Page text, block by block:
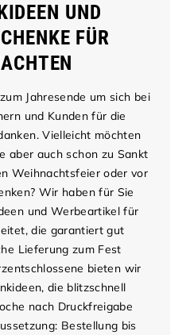
UND
FÜR
Jahresende um sich bei
und Kunden für die
Vielleicht möchten
aber auch schon zu Sankt
Weihnachtsfeier oder vor
Wir haben für Sie
und Werbeartikel für
die garantiert gut
Lieferung zum Fest
bieten wir
die blitzschnell
nach Druckfreigabe
Bestellung bis